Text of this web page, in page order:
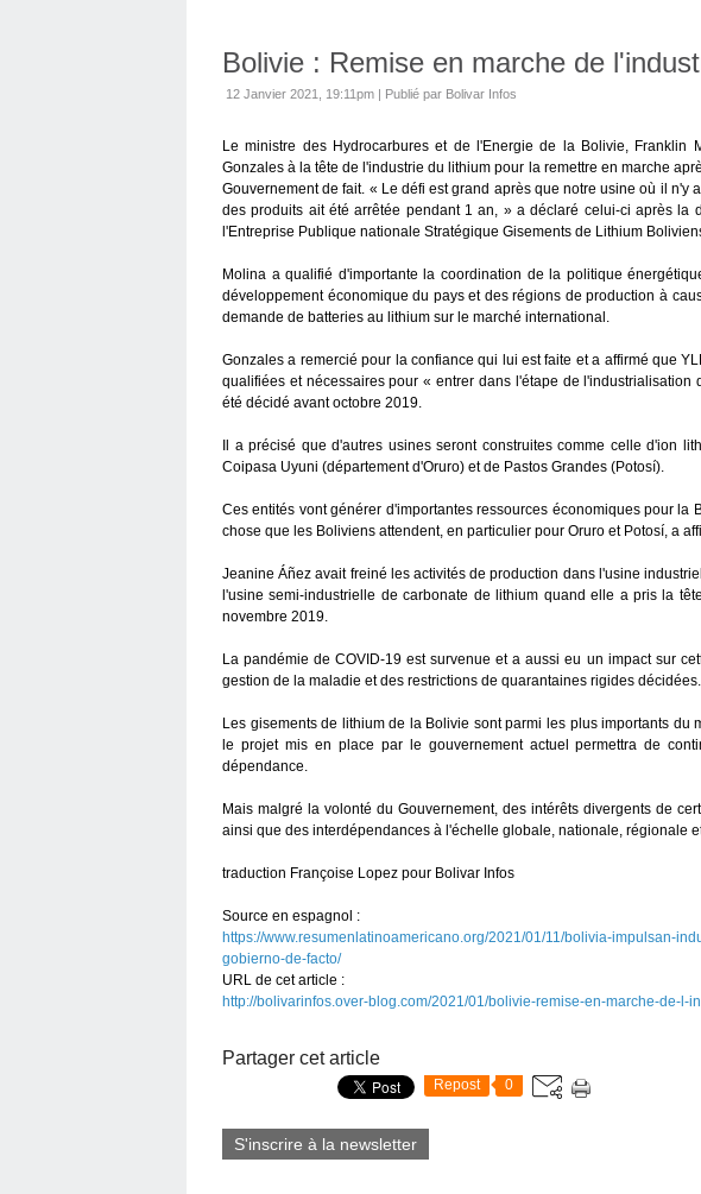
Bolivie : Remise en marche de
12 Janvier 2021, 19:11pm | Publié par Bolivar Infos
Le ministre des Hydrocarbures et de l'Energie de la Bolivie, Franklin
Gonzales à la tête de l'industrie du lithium pour la remettre en marche
Gouvernement de fait. « Le défi est grand après que notre usine où il n'y
des produits ait été arrêtée pendant 1 an, » a déclaré celui-ci après la
l'Entreprise Publique nationale Stratégique Gisements de Lithium
Molina a qualifié d'importante la coordination de la politique
développement économique du pays et des régions de production à
demande de batteries au lithium sur le marché international.
Gonzales a remercié pour la confiance qui lui est faite et a affirmé que
qualifiées et nécessaires pour « entrer dans l'étape de
été décidé avant octobre 2019.
Il a précisé que d'autres usines seront construites comme celle d'ion
Coipasa Uyuni (département d'Oruro) et de Pastos Grandes (Potosí).
Ces entités vont générer d'importantes ressources économiques pour la
chose que les Boliviens attendent, en particulier pour Oruro et Potosí, a
Jeanine Áñez avait freiné les activités de production dans l'usine
l'usine semi-industrielle de carbonate de lithium quand elle a pris la
novembre 2019.
La pandémie de COVID-19 est survenue et a aussi eu un impact sur
gestion de la maladie et des restrictions de quarantaines rigides décidées.
Les gisements de lithium de la Bolivie sont parmi les plus importants du
le projet mis en place par le gouvernement actuel permettra de
dépendance.
Mais malgré la volonté du Gouvernement, des intérêts divergents de
ainsi que des interdépendances à l'échelle globale, nationale, régionale
traduction Françoise Lopez pour Bolivar Infos
Source en espagnol :
https://www.resumenlatinoamericano.org/2021/01/11/bolivia-impulsan-
gobierno-de-facto/
URL de cet article :
http://bolivarinfos.over-blog.com/2021/01/bolivie-remise-en-marche-de-l-
Partager cet article
Repost 0
S'inscrire à la newsletter